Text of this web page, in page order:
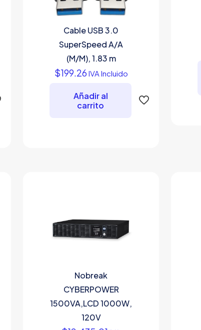
Cable USB 3.0
SuperSpeed A/A
(M/M), 1.83 m
$199.26 IVA Incluido
Añadir al
carrito
Nobreak
CYBERPOWER
1500VA,LCD 1000W,
120V